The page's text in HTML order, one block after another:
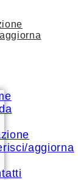
aggiorna